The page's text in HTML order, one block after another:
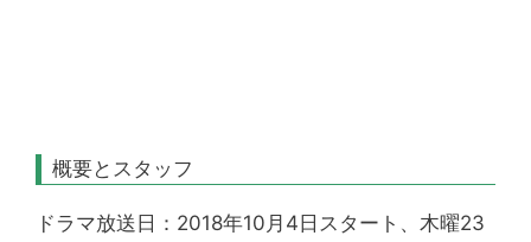
概要とスタッフ
ドラマ放送日：2018年10月4日スタート、木曜23